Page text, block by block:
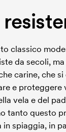
classico
da secoli,
carine, che
e
vela e del
tanto questo
spiaggia, in